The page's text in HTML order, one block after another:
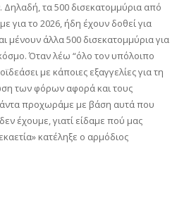
τα 500 δισεκατομμύρια από
για το 2026, ήδη έχουν δοθεί για
μένουν άλλα 500 δισεκατομμύρια για
Όταν λέω “όλο τον υπόλοιπο
με κάποιες εξαγγελίες για τη
των φόρων αφορά και τους
προχωράμε με βάση αυτά που
έχουμε, γιατί είδαμε πού μας
κατέληξε ο αρμόδιος